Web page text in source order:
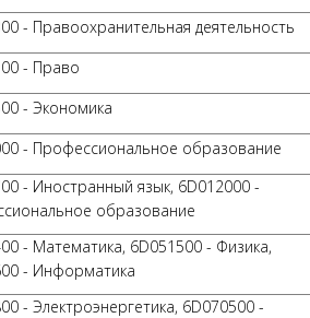
- Правоохранительная деятельность
- Право
- Экономика
- Профессиональное образование
- Иностранный язык, 6D012000 -
образование
- Математика, 6D051500 - Физика,
- Информатика
- Электроэнергетика, 6D070500 -